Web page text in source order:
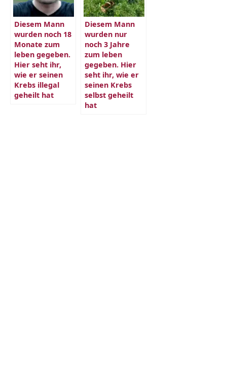
Diesem Mann
wurden noch 18
Monate zum
leben gegeben.
Hier seht ihr,
wie er seinen
Krebs illegal
geheilt hat
Diesem Mann
wurden nur
noch 3 Jahre
zum leben
gegeben. Hier
seht ihr, wie er
seinen Krebs
selbst geheilt
hat